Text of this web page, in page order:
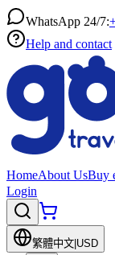
WhatsApp 24/7:
Help and contact
HomeAbout UsBuy
Login
繁體中文 USD